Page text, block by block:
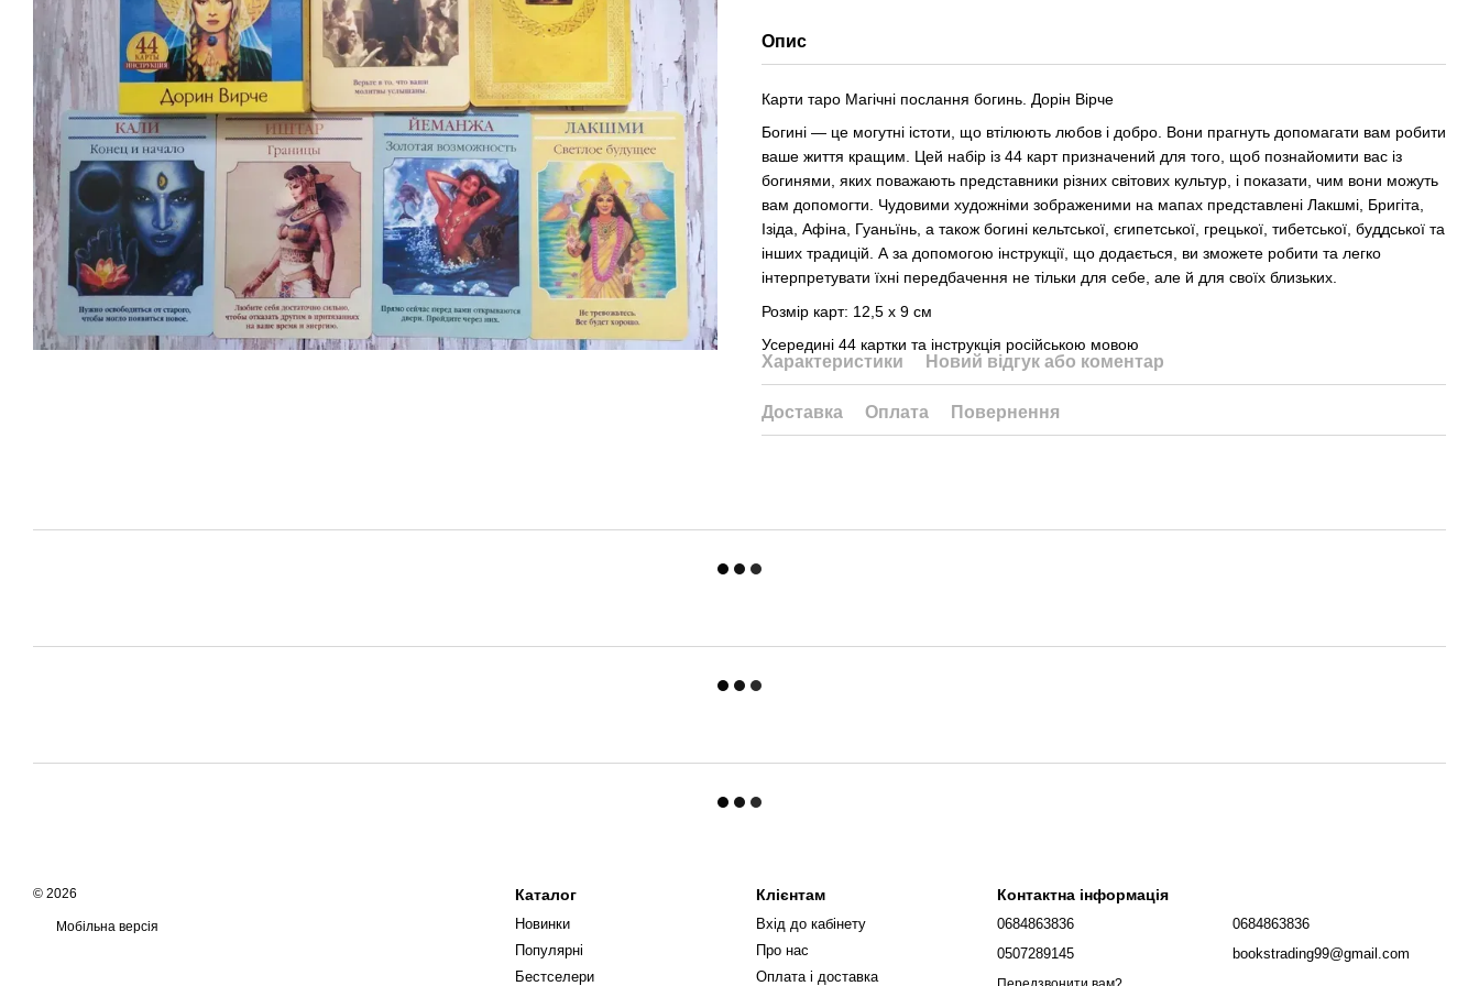
Опис
Карти таро Магічні послання богинь. Дорін Вірче
Богині — це могутні істоти, що втілюють любов і добро. Вони прагнуть допомагати вам робити
ваше життя кращим. Цей набір із 44 карт призначений для того, щоб познайомити вас із
богинями, яких поважають представники різних світових культур, і показати, чим вони можуть
вам допомогти. Чудовими художніми зображеними на мапах представлені Лакшмі, Бригіта,
Ізіда, Афіна, Гуаньїнь, а також богині кельтської, єгипетської, грецької, тибетської, буддської та
інших традицій. А за допомогою інструкції, що додається, ви зможете робити та легко
інтерпретувати їхні передбачення не тільки для себе, але й для своїх близьких.
Розмір карт: 12,5 х 9 см
Усередині 44 картки та інструкція російською мовою
Характеристики Новий відгук або коментар
Доставка Оплата Повернення
© 2026
Мобільна версія
Каталог
Новинки
Популярні
Бестселери
Клієнтам
Вхід до кабінету
Про нас
Оплата і доставка
Контактна інформація
0684863836
0507289145
0684863836
bookstrading99@gmail.com